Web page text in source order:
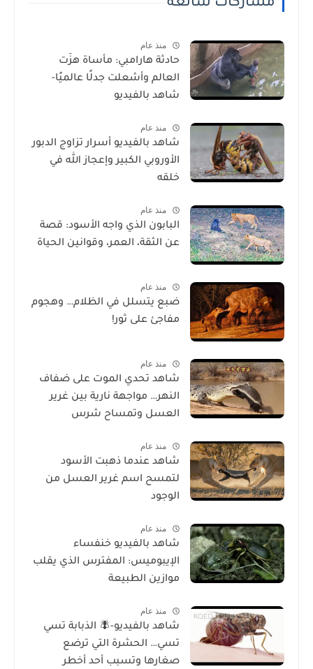
مشاركات شائعة
منذ عام
حادثة هارامبي: مأساة هزّت
العالم وأشعلت جدلًا عالميًا-
شاهد بالفيديو
منذ عام
شاهد بالفيديو أسرار تزاوج الدبور
الأوروبي الكبير وإعجاز الله في
خلقه
منذ عام
البابون الذي واجه الأسود: قصة
عن الثقة، العمر، وقوانين الحياة
منذ عام
ضبع يتسلل في الظلام… وهجوم
مفاجئ على ثور!
منذ عام
شاهد تحدي الموت على ضفاف
النهر… مواجهة نارية بين غرير
العسل وتمساح شرس
منذ عام
شاهد عندما ذهبت الأسود
لتمسح اسم غرير العسل من
الوجود
منذ عام
شاهد بالفيديو خنفساء
الإيبوميس: المفترس الذي يقلب
موازين الطبيعة
منذ عام
شاهد بالفيديو-🪰 الذبابة تسي
تسي… الحشرة التي ترضع
صغارها وتسبب أحد أخطر